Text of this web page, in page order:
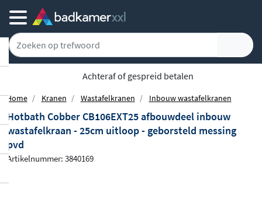
Achteraf of gespreid betalen
Home Kranen Wastafelkranen Inbouw wastafelkranen
Hotbath Cobber CB106EXT25 afbouwdeel inbouw
wastafelkraan - 25cm uitloop - geborsteld messing
pvd
Artikelnummer: 3840169